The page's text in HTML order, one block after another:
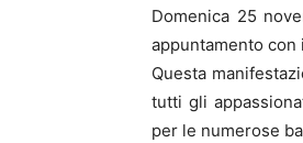
Domenica 25
appuntamento con
Questa
tutti gli
per le numerose